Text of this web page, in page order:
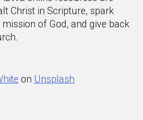
Christ in Scripture, spark
of God, and give back
on Unsplash